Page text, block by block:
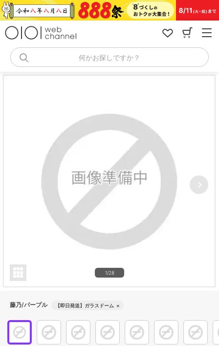
コ
ン
何かお探しですか？
1/28
藤乃/パープル 【即日発送】ガラスドーム ×